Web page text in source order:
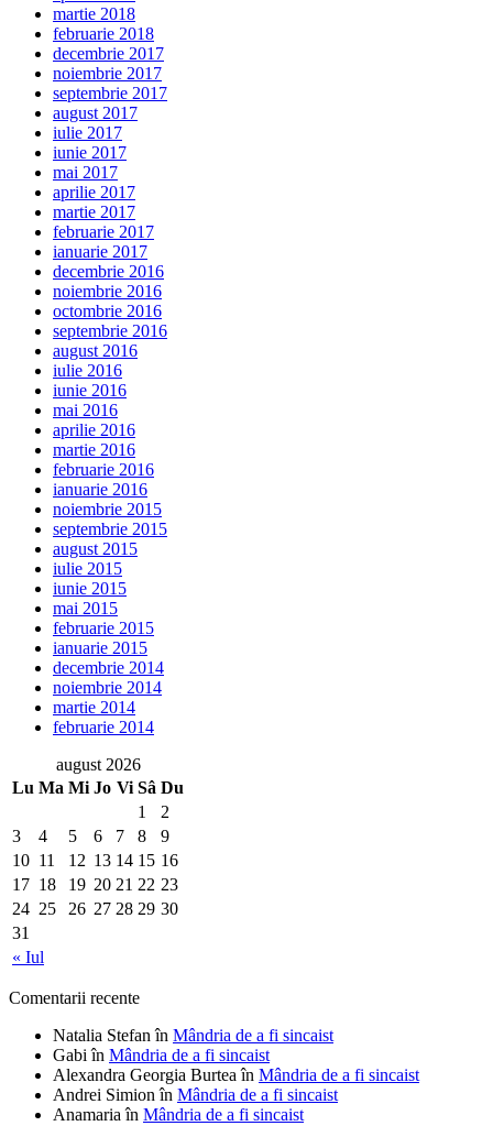
martie 2018
februarie 2018
decembrie 2017
noiembrie 2017
septembrie 2017
august 2017
iulie 2017
iunie 2017
mai 2017
aprilie 2017
martie 2017
februarie 2017
ianuarie 2017
decembrie 2016
noiembrie 2016
octombrie 2016
septembrie 2016
august 2016
iulie 2016
iunie 2016
mai 2016
aprilie 2016
martie 2016
februarie 2016
ianuarie 2016
noiembrie 2015
septembrie 2015
august 2015
iulie 2015
iunie 2015
mai 2015
februarie 2015
ianuarie 2015
decembrie 2014
noiembrie 2014
martie 2014
februarie 2014
august 2026
Lu Ma Mi Jo Vi Sâ Du
« Iul
1
2
3
4 5 6 7 8
9
10 11 12 13 14 15 16
17 18 19 20 21 22 23
24 25 26 27 28 29 30
31
Comentarii recente
Natalia Stefan în Mândria de a fi sincaist
Gabi în Mândria de a fi sincaist
Alexandra Georgia Burtea în Mândria de a fi sincaist
Andrei Simion în Mândria de a fi sincaist
Anamaria în Mândria de a fi sincaist